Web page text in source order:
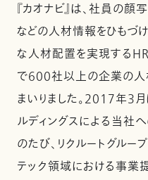
『カオナビ』は、社員の
などの人材情報をひもづ
な人材配置を実現するHR
で600社以上の企業の人
まいりました。2017年3
ルディングスによる当社
のたび、リクルートグルー
テック領域における事業